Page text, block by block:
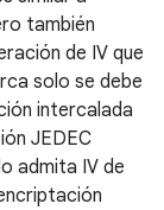
también
de IV que
solo se debe
intercalada
JEDEC
admita IV de